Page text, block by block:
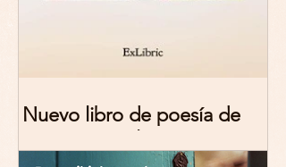
Nuevo libro de poesía de